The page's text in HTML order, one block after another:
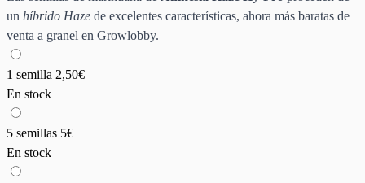
un híbrido Haze de excelentes características, ahora más baratas de
venta a granel en Growlobby.
1 semilla 2,50€
En stock
5 semillas 5€
En stock